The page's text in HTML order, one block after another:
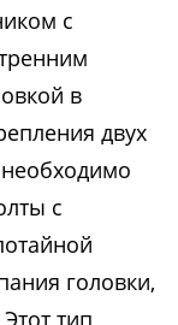
с
в
двух
с
головки,
тип